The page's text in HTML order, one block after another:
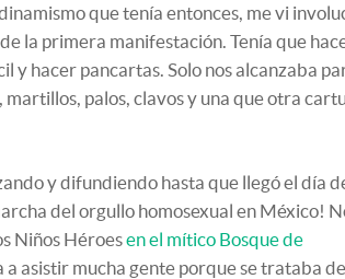
que tenía entonces, me vi
la primera manifestación. Tenía que
y hacer pancartas. Solo nos alcanzaba
palos, clavos y una que otra
y difundiendo hasta que llegó el día
del orgullo homosexual en México!
Niños Héroesen el mítico Bosque de
a asistir mucha gente porque se trataba